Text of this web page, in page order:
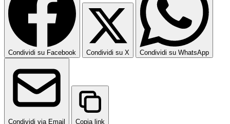
Condividi su Facebook Condividi su X Condividi su WhatsApp
Condividi via Email Copia link